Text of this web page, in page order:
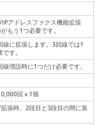
アドレスファクス機能拡張
もう1つ必要です。
線に拡張します。3回線では1
す。
増設時に1つだけ必要です。
回 x 1個
張時、2段目と3段目の間に装